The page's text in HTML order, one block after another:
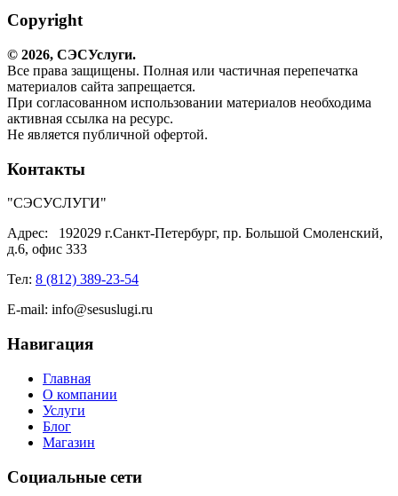
Copyright
© 2026, СЭСУслуги.
Все права защищены. Полная или частичная перепечатка
материалов сайта запрещается.
При согласованном использовании материалов необходима
активная ссылка на ресурс.
Не является публичной офертой.
Контакты
"СЭСУСЛУГИ"
Адрес:
192029 г.Санкт-Петербург, пр. Большой Смоленский,
д.6, офис 333
Тел: 8 (812) 389-23-54
E-mail: info@sesuslugi.ru
Навигация
Главная
О компании
Услуги
Блог
Магазин
Социальные сети